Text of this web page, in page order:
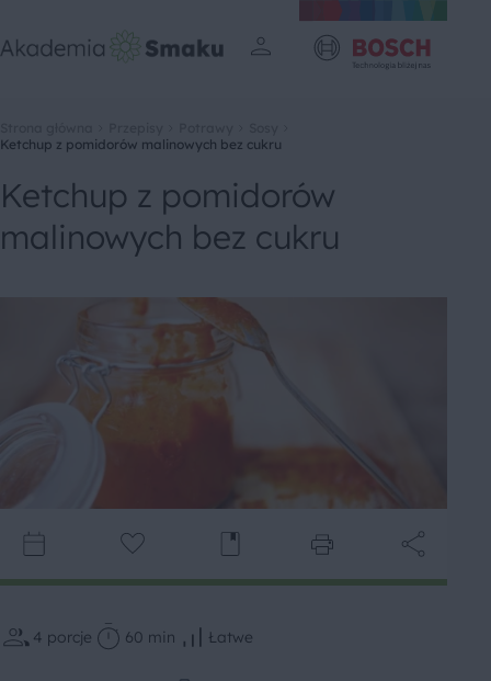
Ketchup z pomidorów malinowych bez cukru
Ketchup z pomidorów
malinowych bez cukru
4 porcje 60 min Łatwe